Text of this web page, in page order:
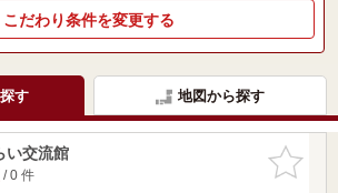
こだわり条件を変更する
す 地図から探す
お気に入
りに追加
い交流館
/ 0 件